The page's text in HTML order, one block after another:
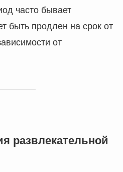
часто бывает
быть продлен на срок от
от
развлекательной